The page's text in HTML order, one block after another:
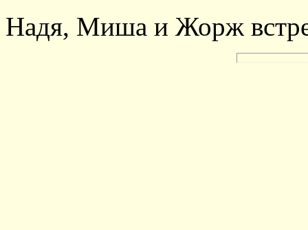
Надя, Миша и Жорж